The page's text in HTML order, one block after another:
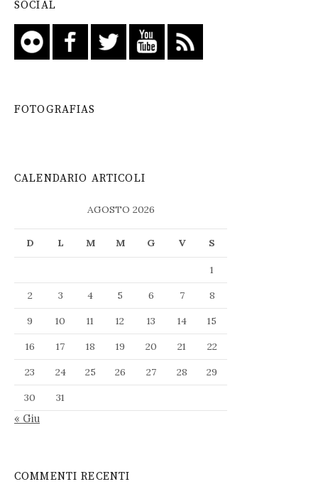
SOCIAL
FOTOGRAFIAS
CALENDARIO ARTICOLI
AGOSTO 2026
D L M M G V S
1
2
3 4 5 6 7
8
9
10 11 12 13 14
15
16
17 18 19 20 21
22
23
24 25 26 27 28
29
30
31
« Giu
COMMENTI RECENTI